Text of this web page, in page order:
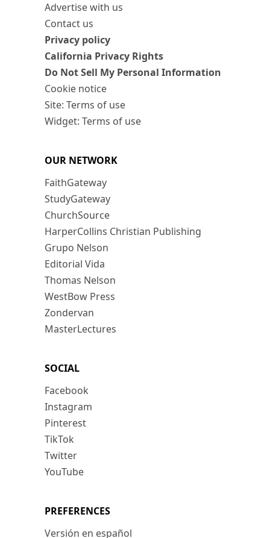
Advertise with us
Contact us
Privacy policy
California Privacy Rights
Do Not Sell My Personal Information
Cookie notice
Site: Terms of use
Widget: Terms of use
OUR NETWORK
FaithGateway
StudyGateway
ChurchSource
HarperCollins Christian Publishing
Grupo Nelson
Editorial Vida
Thomas Nelson
WestBow Press
Zondervan
MasterLectures
SOCIAL
Facebook
Instagram
Pinterest
TikTok
Twitter
YouTube
PREFERENCES
Versión en español